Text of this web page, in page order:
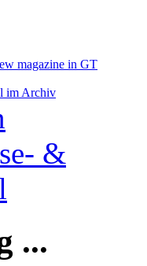
magazine in GT
im Archiv
...